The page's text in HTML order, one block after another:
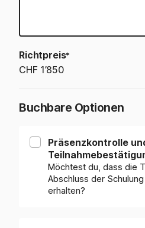
Richtpreis*
CHF 1’850
Buchbare Optionen
Präsenzkontrolle
Möchtest du, dass die
Abschluss der
erhalten?